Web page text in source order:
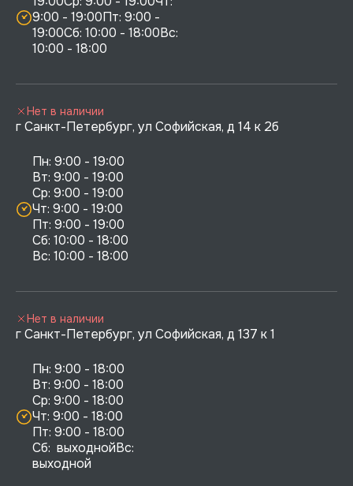
9:00 - 19:00Пт: 9:00 -
19:00Сб: 10:00 - 18:00Вс:
10:00 - 18:00
г Санкт-Петербург, ул Софийская, д 14 к 2б
Пн: 9:00 - 19:00
Вт: 9:00 - 19:00
Ср: 9:00 - 19:00
Чт: 9:00 - 19:00
Пт: 9:00 - 19:00
Сб: 10:00 - 18:00
Нет в наличии
г Санкт-Петербург, ул Софийская, д 137 к 1
Пн: 9:00 - 18:00
Вт: 9:00 - 18:00
Ср: 9:00 - 18:00
Чт: 9:00 - 18:00
Пт: 9:00 - 18:00
Сб:  выходнойВс:
выходной
Нет в наличии